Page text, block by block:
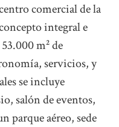
comercial de la
integral e
m² de
servicios, y
se incluye
salón de eventos,
parque aéreo, sede